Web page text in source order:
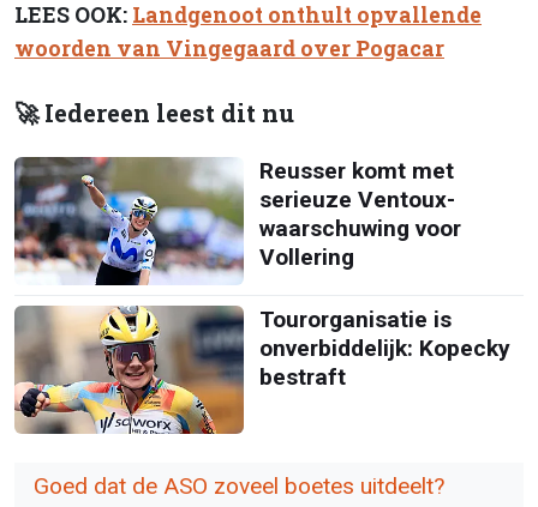
LEES OOK: Landgenoot onthult opvallende
woorden van Vingegaard over Pogacar
🚀 Iedereen leest dit nu
Reusser komt met
serieuze Ventoux-
waarschuwing voor
Vollering
Tourorganisatie is
onverbiddelijk: Kopecky
bestraft
Goed dat de ASO zoveel boetes uitdeelt?